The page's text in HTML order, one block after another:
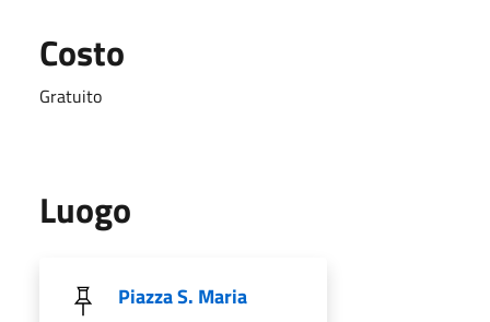
Costo
Gratuito
Luogo
Piazza S. Maria